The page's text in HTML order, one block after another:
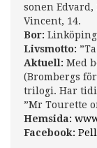
sonen Edvard,
Vincent, 14.
Bor:
Livsmotto:
Aktuell: Med
(Brombergs
trilogi. Har
”Mr Tourette
Hemsida:
Facebook: